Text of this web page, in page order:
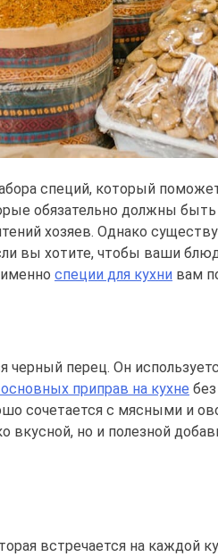
специй, который
обязательно должны быть
хозяев. Однако
вы хотите, чтобы ваши
специи для кухни вам
черный перец. Он
основных приправ на кухне
сочетается с мясными и
вкусной, но и полезной
встречается на каждой